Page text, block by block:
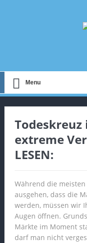
Menu
extreme
LESEN:
Während die
ausgehen, dass die
werden, müssen wir
Augen öffnen.
Märkte im Moment
darf man nicht